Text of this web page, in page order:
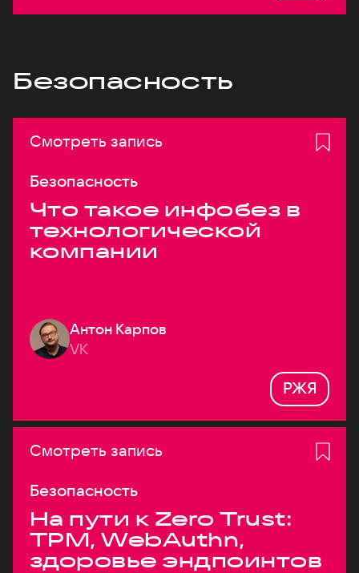
Безопасность
Смотреть запись
Безопасность
Что такое инфобез в
технологической
компании
Антон Карпов
VK
РЖЯ
Смотреть запись
Безопасность
На пути к Zero Trust:
TPM, WebAuthn,
здоровье эндпоинтов